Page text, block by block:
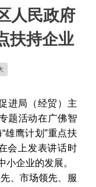
人民政府
扶持企业
进局（经贸）主
题活动在广佛智
雄鹰计划”重点扶
会上发表讲话时
小企业的发展。
、市场领先、服